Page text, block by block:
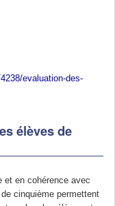
evaluation-des-
élèves de
et en cohérence avec
cinquième permettent